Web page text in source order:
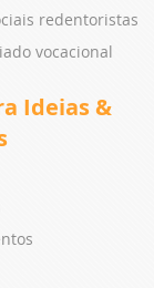
redentoristas
vocacional
Ideias &